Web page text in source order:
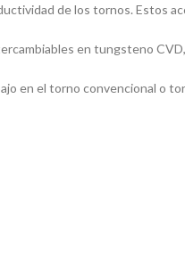
de los tornos. Estos
en tungsteno
en el torno convencional o